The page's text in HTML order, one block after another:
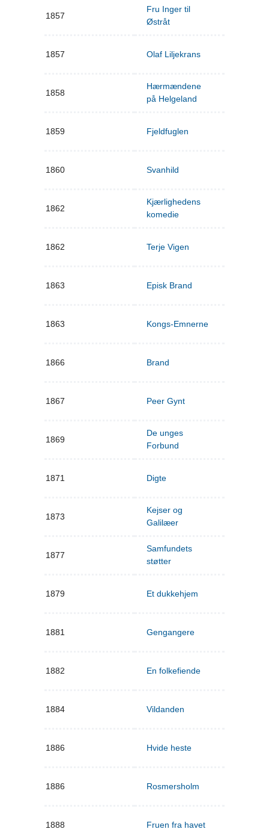
1857
Fru Inger til
Østråt
1857 Olaf Liljekrans
1858
Hærmændene
på Helgeland
1859 Fjeldfuglen
1860 Svanhild
1862
Kjærlighedens
komedie
1862 Terje Vigen
1863 Episk Brand
1863 Kongs-Emnerne
1866 Brand
1867 Peer Gynt
1869
De unges
Forbund
1871 Digte
1873
Kejser og
Galilæer
1877
Samfundets
støtter
1879 Et dukkehjem
1881 Gengangere
1882 En folkefiende
1884 Vildanden
1886 Hvide heste
1886 Rosmersholm
1888 Fruen fra havet